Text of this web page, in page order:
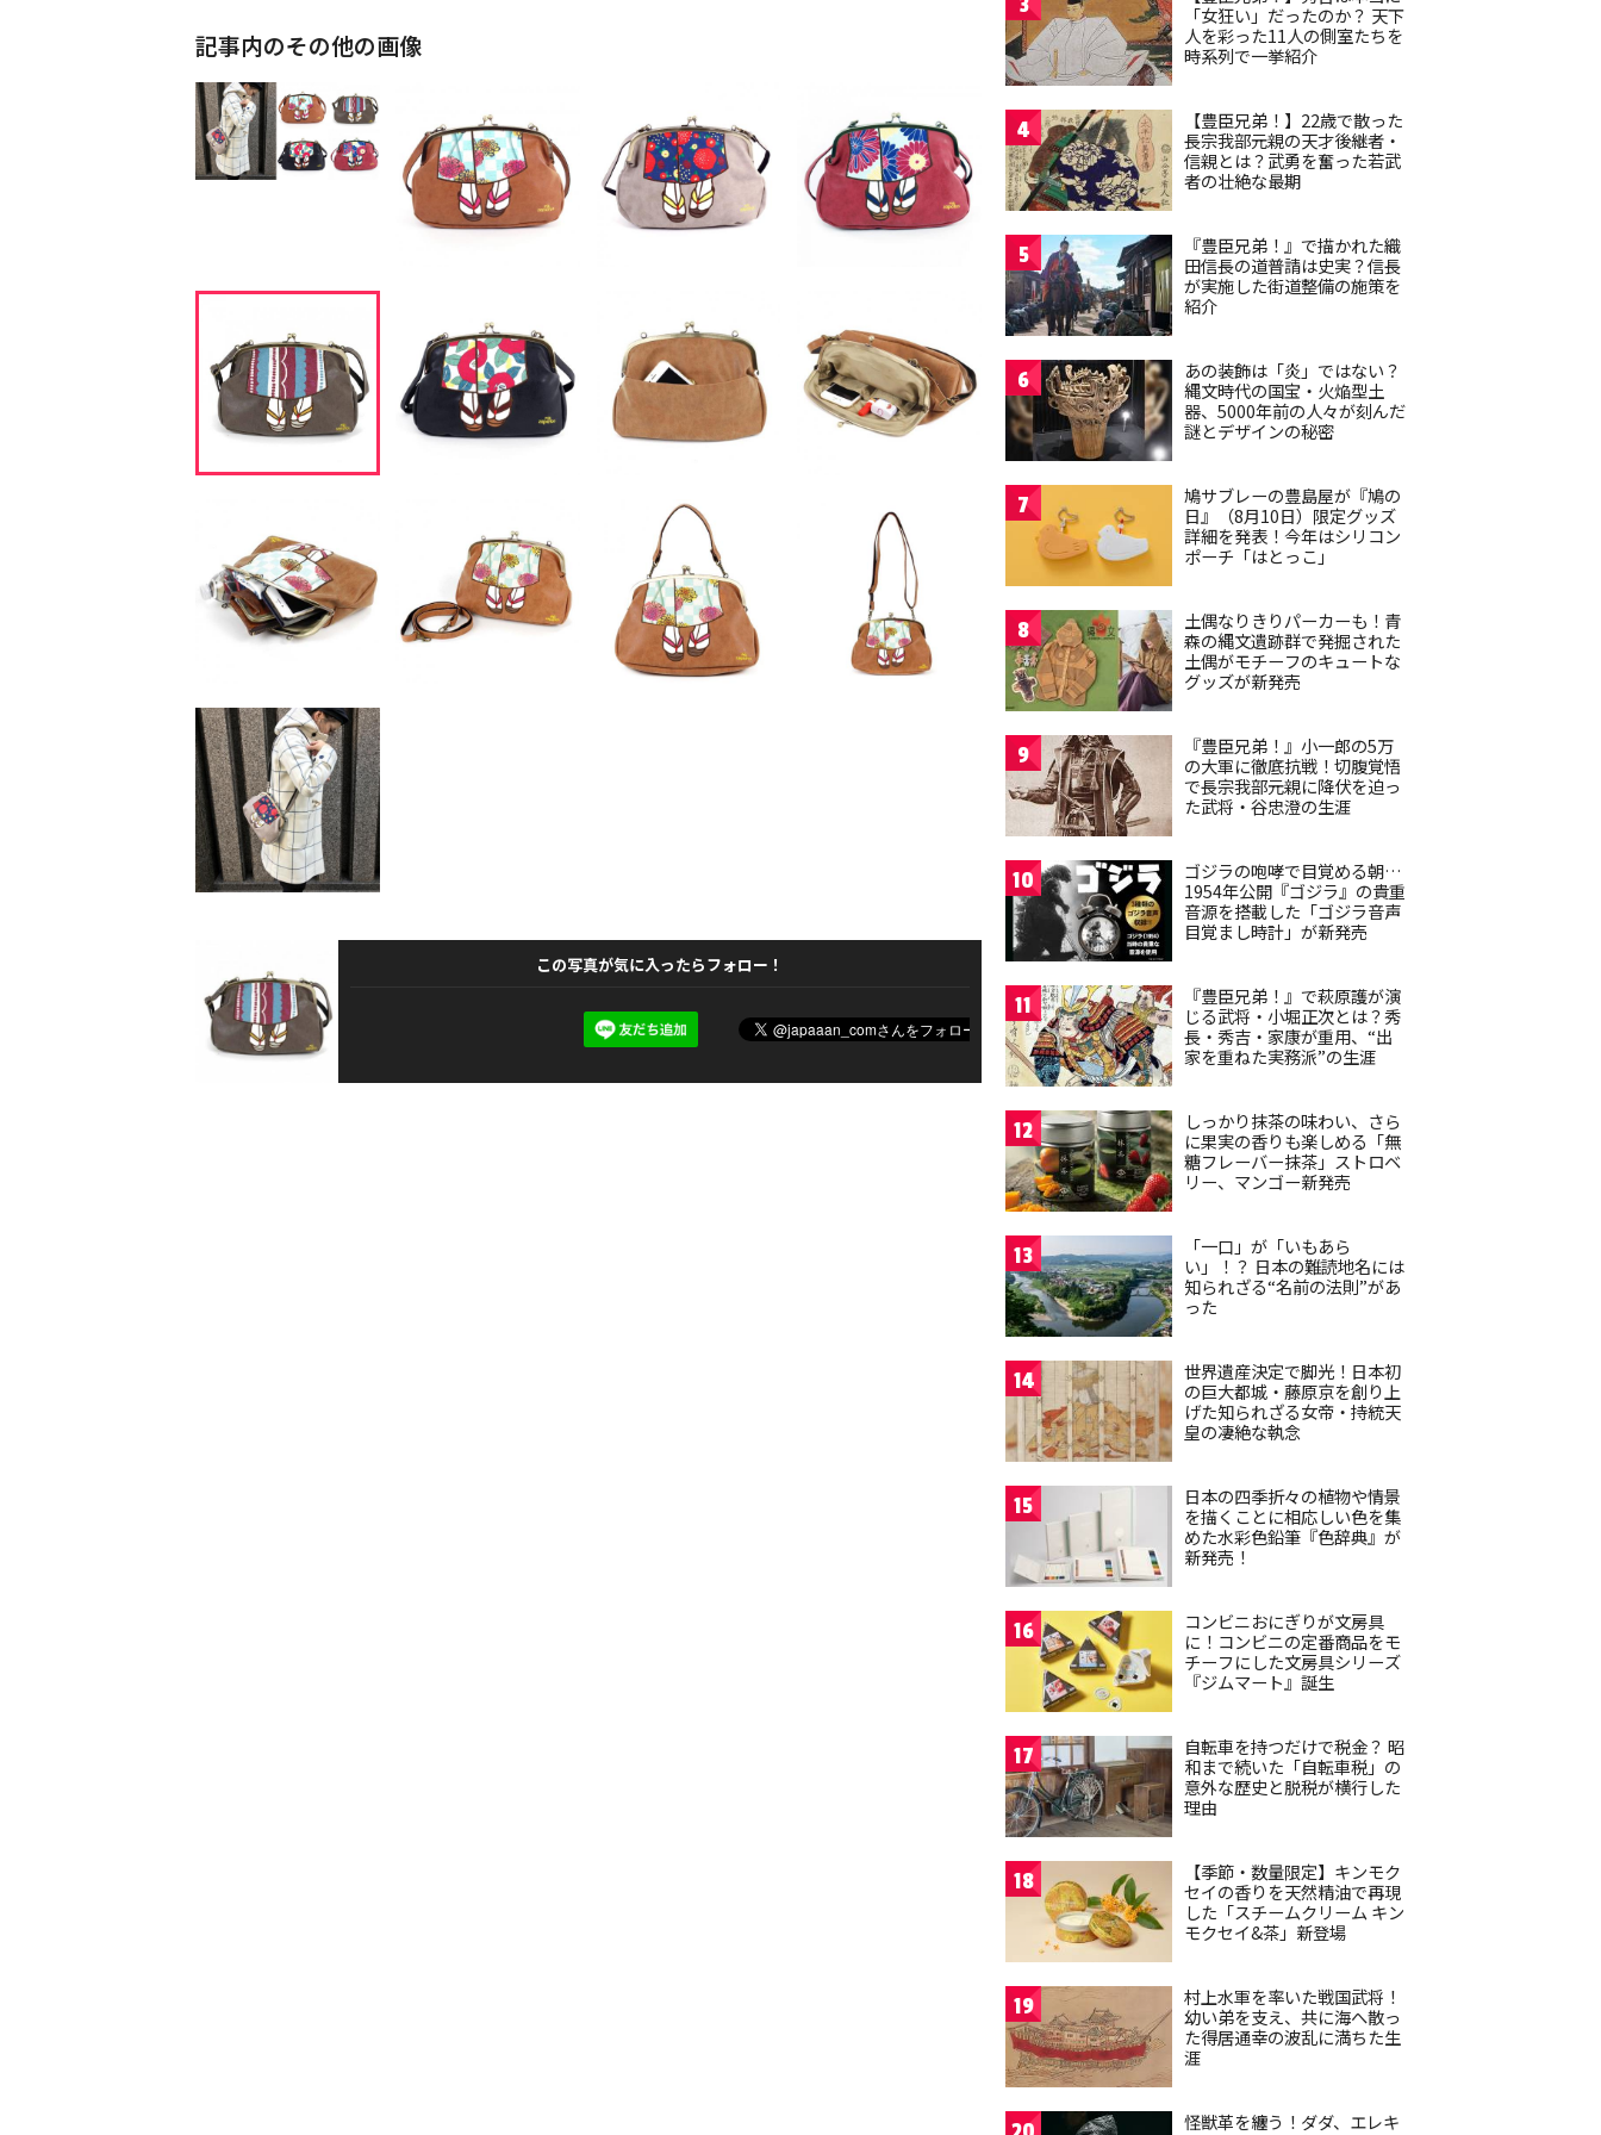
記事内のその他の画像
この写真が気に入ったらフォロー！
「女狂い」だったのか？ 天下
人を彩った11人の側室たちを
時系列で一挙紹介
4
【豊臣兄弟！】22歳で散った
長宗我部元親の天才後継者・
信親とは？武勇を奮った若武
者の壮絶な最期
5
『豊臣兄弟！』で描かれた織
田信長の道普請は史実？信長
が実施した街道整備の施策を
紹介
6
あの装飾は「炎」ではない？
縄文時代の国宝・火焔型土
器、5000年前の人々が刻んだ
謎とデザインの秘密
7
鳩サブレーの豊島屋が『鳩の
日』（8月10日）限定グッズ
詳細を発表！今年はシリコン
ポーチ「はとっこ」
8
土偶なりきりパーカーも！青
森の縄文遺跡群で発掘された
土偶がモチーフのキュートな
グッズが新発売
9
『豊臣兄弟！』小一郎の5万
の大軍に徹底抗戦！切腹覚悟
で長宗我部元親に降伏を迫っ
た武将・谷忠澄の生涯
10
ゴジラの咆哮で目覚める朝…
1954年公開『ゴジラ』の貴重
音源を搭載した「ゴジラ音声
目覚まし時計」が新発売
11
『豊臣兄弟！』で萩原護が演
じる武将・小堀正次とは？秀
長・秀吉・家康が重用、“出
家を重ねた実務派”の生涯
12
しっかり抹茶の味わい、さら
に果実の香りも楽しめる「無
糖フレーバー抹茶」ストロベ
リー、マンゴー新発売
13
「一口」が「いもあら
い」！？ 日本の難読地名には
知られざる“名前の法則”があ
った
14
世界遺産決定で脚光！日本初
の巨大都城・藤原京を創り上
げた知られざる女帝・持統天
皇の凄絶な執念
15
日本の四季折々の植物や情景
を描くことに相応しい色を集
めた水彩色鉛筆『色辞典』が
新発売！
16
コンビニおにぎりが文房具
に！コンビニの定番商品をモ
チーフにした文房具シリーズ
『ジムマート』誕生
17
自転車を持つだけで税金？ 昭
和まで続いた「自転車税」の
意外な歴史と脱税が横行した
理由
18
【季節・数量限定】キンモク
セイの香りを天然精油で再現
した「スチームクリーム キン
モクセイ&茶」新登場
19
村上水軍を率いた戦国武将！
幼い弟を支え、共に海へ散っ
た得居通幸の波乱に満ちた生
涯
怪獣革を纏う！ダダ、エレキ